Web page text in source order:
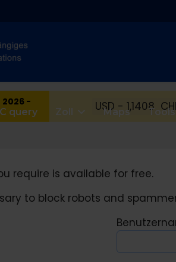
query Zoll Maps Tools
-
USD - 1,1408
require is available for free.
to block robots and